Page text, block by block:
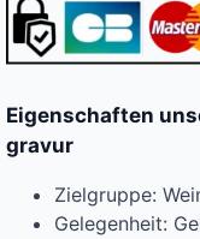
Eigenschaften
gravur
Zielgruppe:
Gelegenheit: